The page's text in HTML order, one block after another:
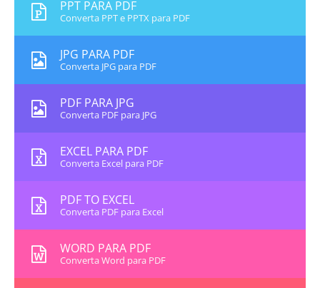
PPT PARA PDF
Converta PPT e PPTX para PDF
JPG PARA PDF
Converta JPG para PDF
PDF PARA JPG
Converta PDF para JPG
EXCEL PARA PDF
Converta Excel para PDF
PDF TO EXCEL
Converta PDF para Excel
WORD PARA PDF
Converta Word para PDF